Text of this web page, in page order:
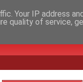
Your IP address
quality of service,